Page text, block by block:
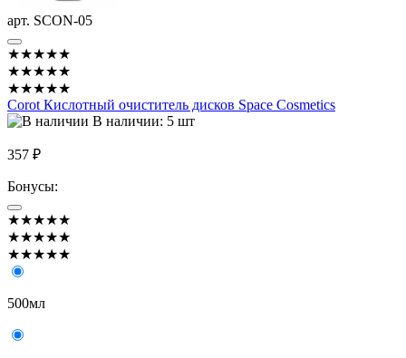
арт. SCON-05
★★★★★
★★★★★
★★★★★
Corot Кислотный очиститель дисков Space Cosmetics
В наличии: 5 шт
357 ₽
Бонусы:
★★★★★
★★★★★
★★★★★
500мл